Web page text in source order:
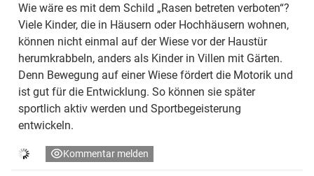
Wie wäre es mit dem Schild „Rasen betreten verboten“?
Viele Kinder, die in Häusern oder Hochhäusern wohnen,
können nicht einmal auf der Wiese vor der Haustür
herumkrabbeln, anders als Kinder in Villen mit Gärten.
Denn Bewegung auf einer Wiese fördert die Motorik und
ist gut für die Entwicklung. So können sie später
sportlich aktiv werden und Sportbegeisterung
entwickeln.
Kommentar melden